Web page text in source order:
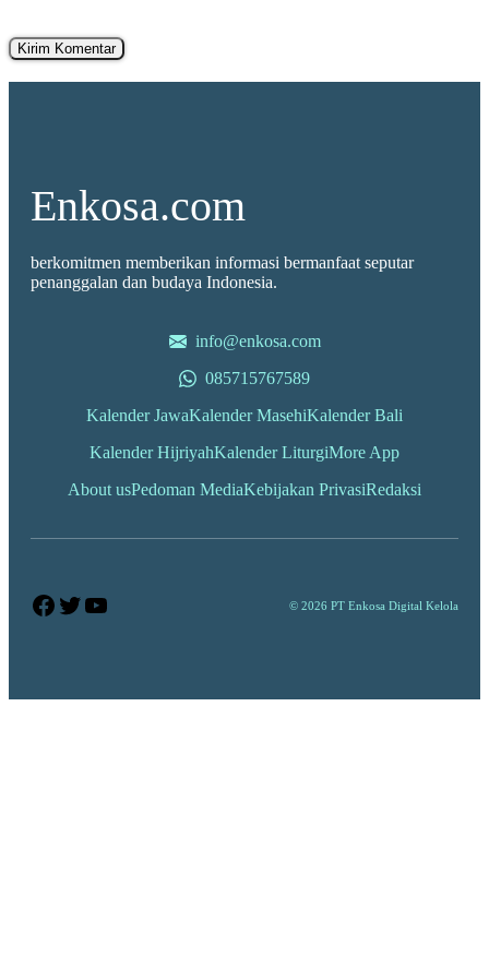
Enkosa.com
berkomitmen memberikan informasi bermanfaat seputar
penanggalan dan budaya Indonesia.
info@enkosa.com
085715767589
Kalender JawaKalender MasehiKalender Bali
Kalender HijriyahKalender LiturgiMore App
About usPedoman MediaKebijakan PrivasiRedaksi
Facebook
Twitter
YouTube © 2026 PT Enkosa Digital Kelola